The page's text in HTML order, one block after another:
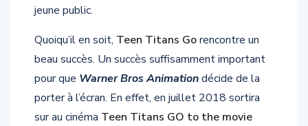
jeune public.
Quoiqu’il en soit, Teen Titans Gorencontre un
beau succès. Un succès suffisamment important
pour que Warner Bros Animationdécide de la
porter à l’écran. En effet, en juillet 2018 sortira
sur au cinéma Teen Titans GO to the movie